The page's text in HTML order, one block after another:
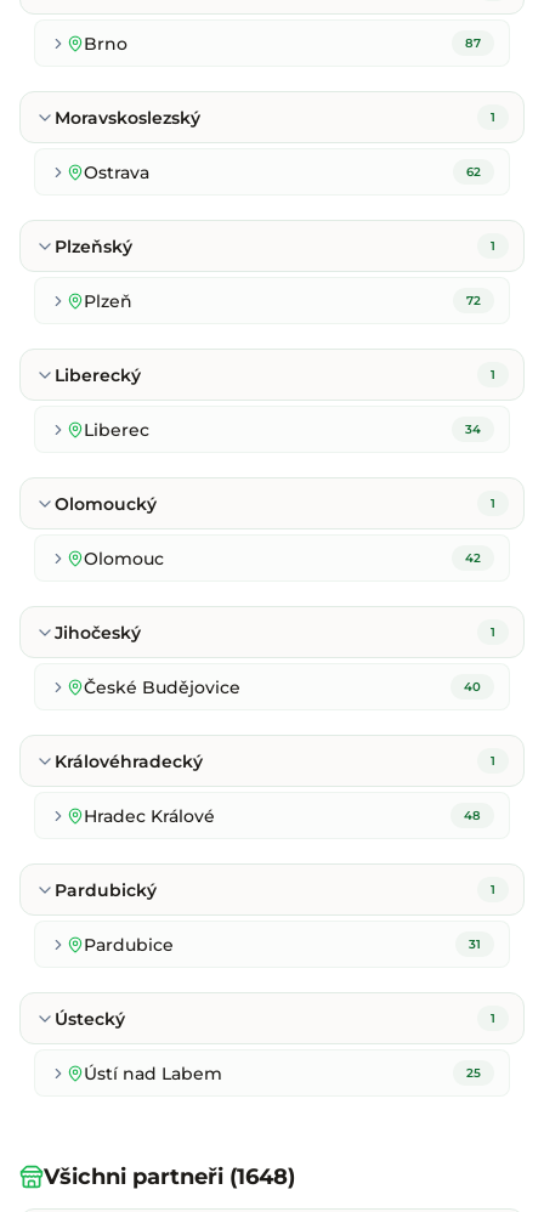
Brno 87
Moravskoslezský 1
Ostrava 62
Plzeňský 1
Plzeň 72
Liberecký 1
Liberec 34
Olomoucký 1
Olomouc 42
Jihočeský 1
České Budějovice 40
Královéhradecký 1
Hradec Králové 48
Pardubický 1
Pardubice 31
Ústecký 1
Ústí nad Labem 25
Všichni partneři (1648)